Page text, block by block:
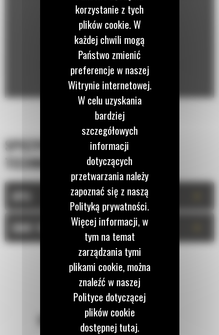
SPECYFIKACJA
TECHNICZNA
DANE TECHNICZNE
POZOSTAŃMY W KONTAKCIE
korzystanie z tych
plików cookie. W
każdej chwili mogą
Państwo zmienić
preferencje w naszej
Witrynie internetowej.
W celu uzyskania
bardziej
szczegółowych
informacji
dotyczących
przetwarzania należy
zapoznać się z naszą
Polityką prywatności.
Więcej informacji, w
tym na temat
zarządzania tymi
plikami cookie, można
znaleźć w naszej
Polityce dotyczącej
plików cookie
dostępnej tutaj.